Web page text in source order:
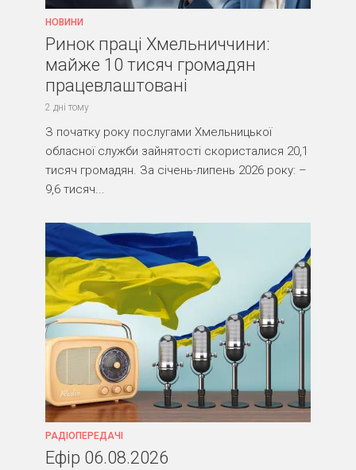
НОВИНИ
Ринок праці Хмельниччини:
майже 10 тисяч громадян
працевлаштовані
2 дні тому
З початку року послугами Хмельницької
обласної служби зайнятості скористалися 20,1
тисяч громадян. За січень-липень 2026 року: –
9,6 тисяч...
РАДІОПЕРЕДАЧІ
Ефір 06.08.2026